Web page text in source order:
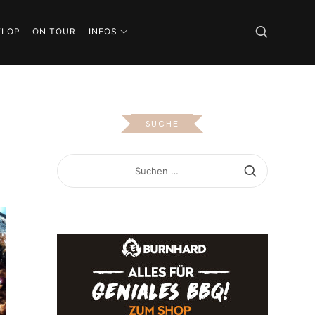
ON TOUR INFOS
SUCHE
SUCHEN